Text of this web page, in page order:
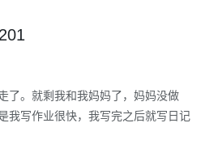
了。就剩我和我妈妈了，妈妈没做
我写作业很快，我写完之后就写日记